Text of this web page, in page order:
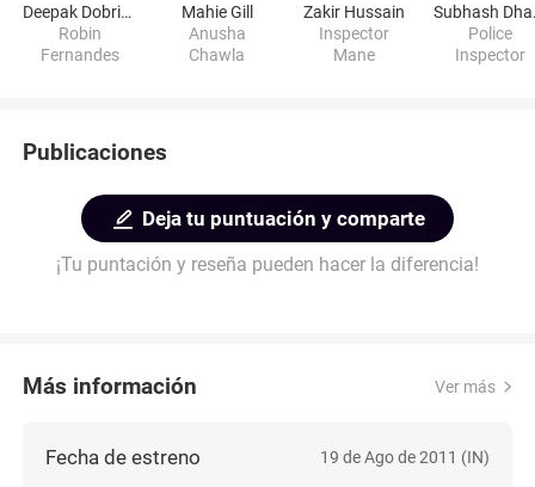
Deepak Dobriyal
Robin
Fernandes
Mahie Gill
Anusha
Chawla
Zakir Hussain
Inspector
Mane
Police
Inspector
Publicaciones
Deja tu puntuación y comparte
¡Tu puntación y reseña pueden hacer la diferencia!
Más información Ver más
Fecha de estreno 19 de Ago de 2011 (IN)